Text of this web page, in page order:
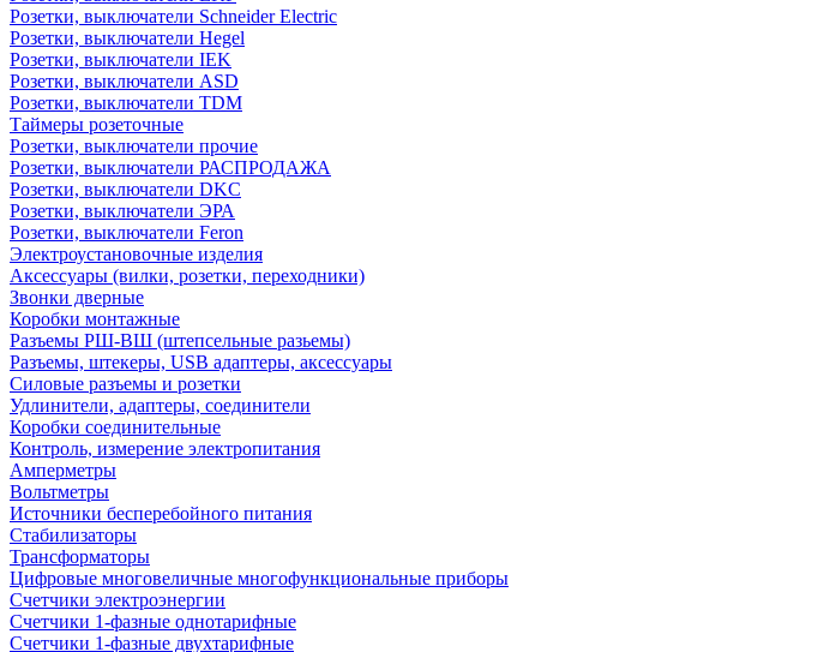
Розетки, выключатели Schneider Electric
Розетки, выключатели Hegel
Розетки, выключатели IEK
Розетки, выключатели ASD
Розетки, выключатели TDM
Таймеры розеточные
Розетки, выключатели прочие
Розетки, выключатели РАСПРОДАЖА
Розетки, выключатели DKC
Розетки, выключатели ЭРА
Розетки, выключатели Feron
Электроустановочные изделия
Аксессуары (вилки, розетки, переходники)
Звонки дверные
Коробки монтажные
Разъемы РШ-ВШ (штепсельные разьемы)
Разъемы, штекеры, USB адаптеры, аксессуары
Силовые разъемы и розетки
Удлинители, адаптеры, соединители
Коробки соединительные
Контроль, измерение электропитания
Амперметры
Вольтметры
Источники бесперебойного питания
Стабилизаторы
Трансформаторы
Цифровые многовеличные многофункциональные приборы
Счетчики электроэнергии
Счетчики 1-фазные однотарифные
Счетчики 1-фазные двухтарифные